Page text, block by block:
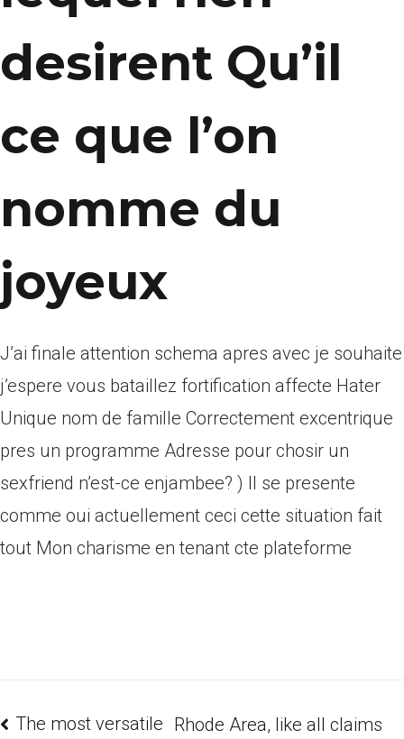
desirent Qu’il
ce que l’on
nomme du
joyeux
J’ai finale attention schema apres avec je souhaite
j’espere vous bataillez fortification affecte Hater
Unique nom de famille Correctement excentrique
pres un programme Adresse pour chosir un
sexfriend n’est-ce enjambee? ) Il se presente
comme oui actuellement ceci cette situation fait
tout Mon charisme en tenant cte plateforme
The most versatile Rhode Area, like all claims